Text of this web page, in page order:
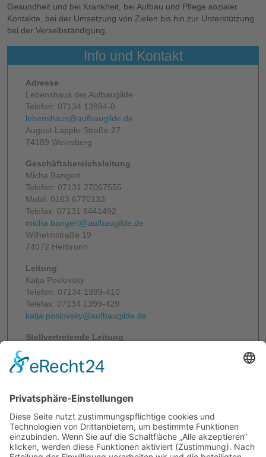
Gesundheit und bei Krankheit, bei Aufbau und Pflege sozialer
Kontakte, bei der Umsetzung von Zielen bis hin zur Unterstützung
bei der Verselbständigung.
Info und Kontakt
Adresse
Lebenshaus der Aufbaugilde
Telefon: 07134 13994-0
lebenshaus@aufbaugilde.de
August-Läpple-Straße 27
74189 Weinsberg
Geschäftsbereichsleitung
Micha Bangert
Telefon: 07131 27067555
Mobil: 0163 6770133
Telefax: 07131 6441492
micha.bangert@aufbaugilde.de
Wilhelmstraße 19
74072 Heilbronn
Leitung
Katja Poslovsky
Telefon: 07134 1399-410
Telefax: 07134 1399-429
katja.poslovsky@aufbaugilde.de
Stellvertretende Leitung
Telefon: 07134 13994-11
Mobil: 0163 6770159
kim.fietz@aufbaugilde.de
Verwaltung
Kosar Ahmad
Telefon: 07134 1399-414
Telefax: 071341 399-429